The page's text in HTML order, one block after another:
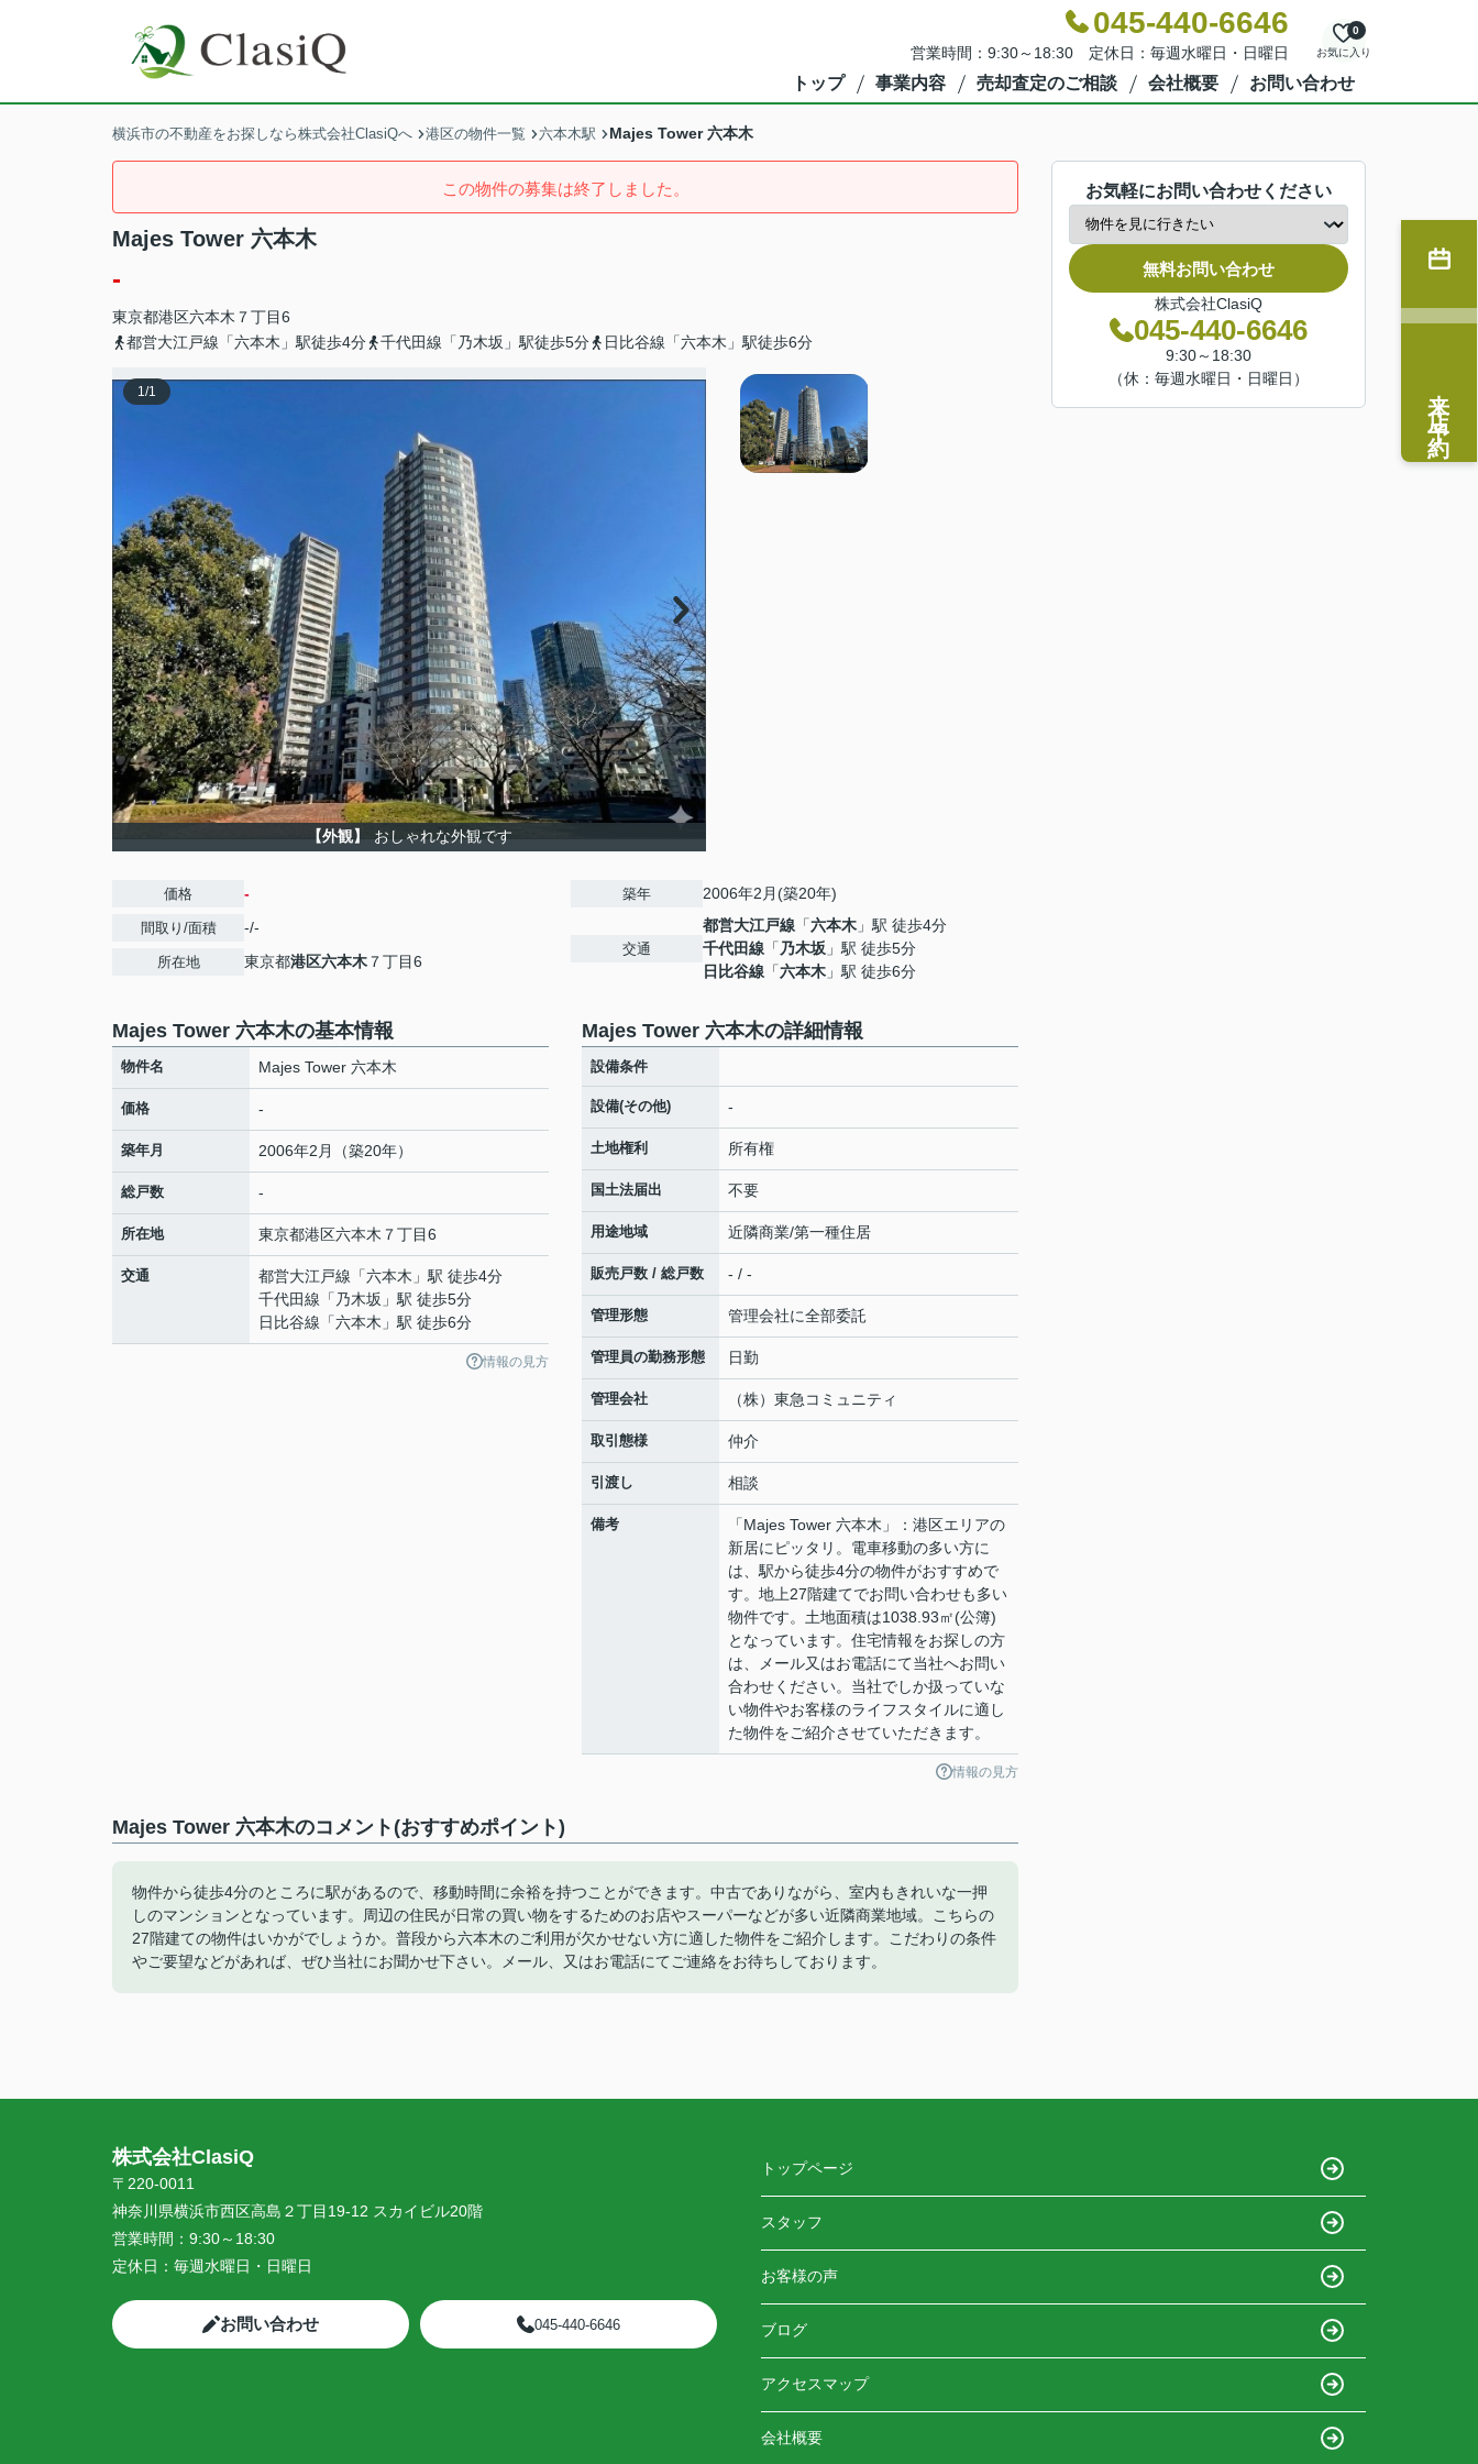
045-440-6646
営業時間：9:30～18:30 定休日：毎週水曜日・日曜日 お気に入り
0
トップ 事業内容 売却査定のご相談 会社概要 お問い合わせ
横浜市の不動産をお探しなら株式会社ClasiQへ 港区の物件一覧 六本木駅 Majes Tower 六本木
この物件の募集は終了しました。
Majes Tower 六本木
-
東京都港区六本木 ７丁目6
都営大江戸線「六本木」駅徒歩4分
千代田線「乃木坂」駅徒歩5分 日比谷線「六本木」駅徒歩6分
1/1
【外観】 おしゃれな外観です
価格 -
間取り/面積 -/-
所在地 東京都港区六本木 ７丁目6
築年 2006年2月(築20年)
交通
都営大江戸線 「六本木 」駅 徒歩4分
千代田線 「 乃木坂 」駅 徒歩5分
日比谷線 「六本木 」駅 徒歩6分
Majes Tower 六本木の基本情報
物件名 Majes Tower 六本木
価格 -
築年月 2006年2月（築20年）
総戸数 -
所在地 東京都港区六本木 ７丁目6
交通 都営大江戸線 「六本木 」駅 徒歩4分
千代田線 「 乃木坂 」駅 徒歩5分
日比谷線 「六本木 」駅 徒歩6分
情報の見方
Majes Tower 六本木の詳細情報
設備条件
設備(その他) -
土地権利 所有権
国土法届出 不要
用途地域 近隣商業/第一種住居
販売戸数 / 総戸数 - / -
管理形態 管理会社に全部委託
管理員の勤務形態 日勤
管理会社 （株）東急コミュニティ
取引態様 仲介
引渡し 相談
備考
「Majes Tower 六本木」：港区エリアの
新居にピッタリ。電車移動の多い方に
は、駅から徒歩4分の物件がおすすめで
す。地上27階建てでお問い合わせも多い
物件です。土地面積は1038.93㎡(公簿)
となっています。住宅情報をお探しの方
は、メール又はお電話にて当社へお問い
合わせください。当社でしか扱っていな
い物件やお客様のライフスタイルに適し
た物件をご紹介させていただきます。
情報の見方
Majes Tower 六本木のコメント(おすすめポイント)
物件から徒歩4分のところに駅があるので、移動時間に余裕を持つことができます。中古でありながら、室内もきれいな一押
しのマンションとなっています。周辺の住民が日常の買い物をするためのお店やスーパーなどが多い近隣商業地域。こちらの
27階建ての物件はいかがでしょうか。普段から六本木のご利用が欠かせない方に適した物件をご紹介します。こだわりの条件
やご要望などがあれば、ぜひ当社にお聞かせ下さい。メール、又はお電話にてご連絡をお待ちしております。
お気軽にお問い合わせください
無料お問い合わせ
株式会社ClasiQ
045-440-6646
9:30～18:30
（休：毎週水曜日・日曜日）
来店予約
株式会社ClasiQ
〒220-0011
神奈川県横浜市西区高島２丁目19-12 スカイビル20階
営業時間： 9:30～18:30
定休日： 毎週水曜日・日曜日
お問い合わせ 045-440-6646
トップページ
スタッフ
お客様の声
ブログ
アクセスマップ
会社概要